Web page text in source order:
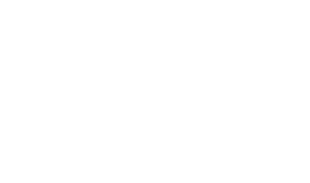
S.C.A. - 22-
tájékoztató